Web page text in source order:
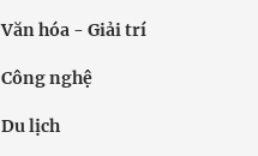
Văn hóa - Giải trí
Công nghệ
Du lịch